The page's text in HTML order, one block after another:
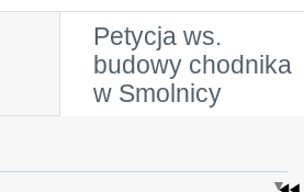
Petycja ws.
budowy chodnika
w Smolnicy